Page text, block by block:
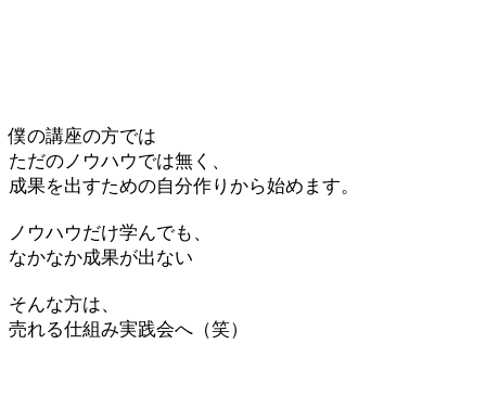
僕の講座の方では
ただのノウハウでは無く、
成果を出すための自分作りから始めます。
ノウハウだけ学んでも、
なかなか成果が出ない
そんな方は、
売れる仕組み実践会へ（笑）